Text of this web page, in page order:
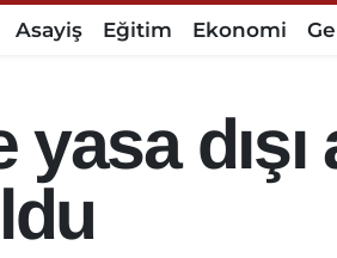
Asayiş Eğitim Ekonomi
dışı